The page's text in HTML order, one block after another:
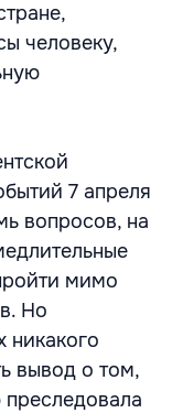
человеку,
7 апреля
вопросов, на
мимо
Но
никакого
вывод о том,